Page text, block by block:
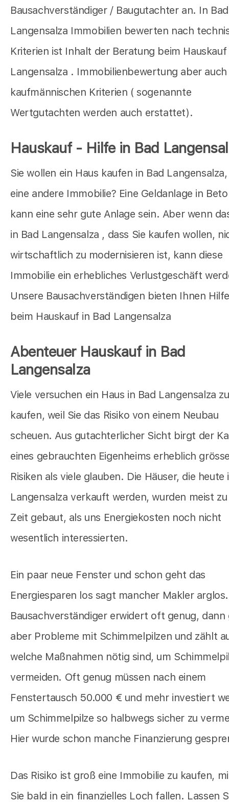
Bausachverständiger / Baugutachter an. In Bad
Langensalza Immobilien bewerten nach
Kriterien ist Inhalt der Beratung beim Hauskauf
Langensalza . Immobilienbewertung aber
kaufmännischen Kriterien ( sogenannte
Wertgutachten werden auch erstattet).
Hauskauf - Hilfe in Bad
Sie wollen ein Haus kaufen in Bad
eine andere Immobilie? Eine Geldanlage in
kann eine sehr gute Anlage sein. Aber wenn
in Bad Langensalza , dass Sie kaufen wollen,
wirtschaftlich zu modernisieren ist, kann diese
Immobilie ein erhebliches Verlustgeschäft
Unsere Bausachverständigen bieten Ihnen
beim Hauskauf in Bad Langensalza
Abenteuer Hauskauf in Bad
Langensalza
Viele versuchen ein Haus in Bad Langensalza zu
kaufen, weil Sie das Risiko von einem Neubau
scheuen. Aus gutachterlicher Sicht birgt der
eines gebrauchten Eigenheims erheblich
Risiken als viele glauben. Die Häuser, die heute
Langensalza verkauft werden, wurden meist
Zeit gebaut, als uns Energiekosten noch nicht
wesentlich interessierten.
Ein paar neue Fenster und schon geht das
Energiesparen los sagt mancher Makler
Bausachverständiger erwidert oft genug, dann
aber Probleme mit Schimmelpilzen und zählt
welche Maßnahmen nötig sind, um
vermeiden. Oft genug müssen nach einem
Fenstertausch 50.000 € und mehr investiert
um Schimmelpilze so halbwegs sicher zu
Hier wurde schon manche Finanzierung
Das Risiko ist groß eine Immobilie zu kaufen,
Sie bald in ein finanzielles Loch fallen. Lassen